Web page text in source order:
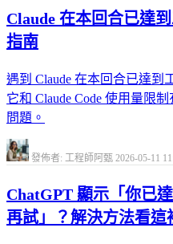
Claude 在本回合已達
指南
遇到 Claude 在本回合已達到
它和 Claude Code 使用量限
問題。
發佈者: 工程師阿甄 2026-05-11
ChatGPT 顯示「你已
再試」？解決方法看這